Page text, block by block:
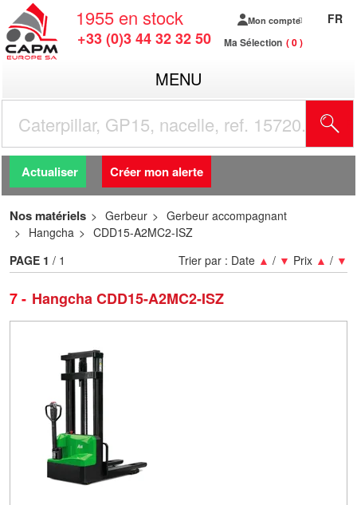
1955 en stock
+33 (0)3 44 32 32 50
Mon compte
Ma Sélection 0
FR
MENU
Actualiser Créer mon alerte
Nos matériels Gerbeur
Gerbeur accompagnant
Hangcha
CDD15-A2MC2-ISZ
7 Hangcha CDD15-A2MC2-ISZ
Trier par : Date ▲ / ▼ Prix ▲ / ▼
PAGE 1 / 1